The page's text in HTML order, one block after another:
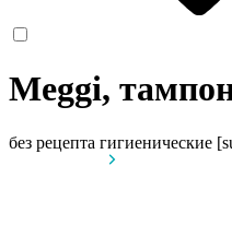
Meggi,
без рецепта гигиенические